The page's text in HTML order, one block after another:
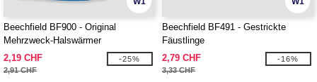
Beechfield BF900 - Original
Mehrzweck-Halswärmer
2,19 CHF
2,91 CHF
-25%
Beechfield BF491 - Gestrickte
Fäustlinge
2,79 CHF
3,33 CHF
-16%